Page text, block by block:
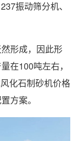
振动筛分机、
形成，因此形
在100吨左右，
化石制砂机价格
方案。